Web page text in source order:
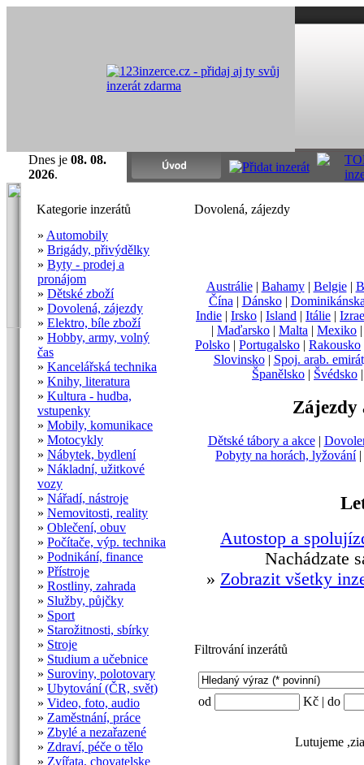
Dnes je 08. 08.
2026.
Kategorie inzerátů
» Automobily
» Brigády, přivýdělky
» Byty - prodej a
pronájom
» Dětské zboží
» Dovolená, zájezdy
» Elektro, bíle zboží
» Hobby, army, volný
čas
» Kancelářská technika
» Knihy, literatura
» Kultura - hudba,
vstupenky
» Mobily, komunikace
» Motocykly
» Nábytek, bydlení
» Nákladní, užitkové
vozy
» Nářadí, nástroje
» Nemovitosti, reality
» Oblečení, obuv
» Počítače, výp. technika
» Podnikání, finance
» Přístroje
» Rostliny, zahrada
» Služby, půjčky
» Sport
» Starožitnosti, sbírky
» Stroje
» Studium a učebnice
» Suroviny, polotovary
» Ubytování (ČR, svět)
» Video, foto, audio
» Zaměstnání, práce
» Zbylé a nezařazené
» Zdraví, péče o tělo
» Zvířata, chovatelske
Dovolená, zájezdy
Austrálie| Bahamy| Belgie|
Čína| Dánsko|
Indie | Irsko | Island | Itálie |
| Maďarsko | Malta | Mexiko
Polsko | Portugalsko | Rakousko
Slovinsko| Spoj. arab.
Španělsko | Švédsko
Zájezdy
Dětské tábory a akce|
Pobyty na horách, lyžování|
Autostop a
Nachádzate
» Zobrazit všetky
Filtrování inzerátů
od Kč | do
Lutujeme